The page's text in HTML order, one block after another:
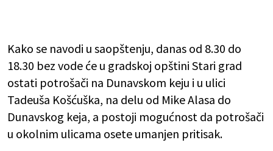
Kako se navodi u saopštenju, danas od 8.30 do
18.30 bez vode će u gradskoj opštini Stari grad
ostati potrošači na Dunavskom keju i u ulici
Tadeuša Košćuška, na delu od Mike Alasa do
Dunavskog keja, a postoji mogućnost da potrošači
u okolnim ulicama osete umanjen pritisak.